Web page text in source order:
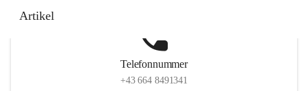
Artikel
Telefonnummer
+43 664 8491341